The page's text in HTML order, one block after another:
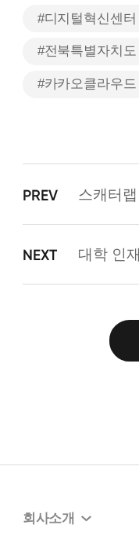
#디지털혁신센터
#전북특별자치도
#카카오클라우드
PREV 스캐터랩
NEXT
회사소개